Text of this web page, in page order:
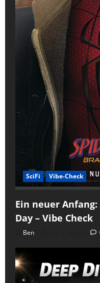
SciFi Vibe-Check
Ein neuer
Day – Vibe Check
Ben